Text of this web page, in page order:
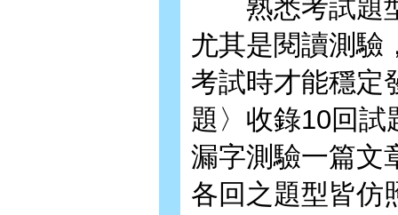
熟悉考試題型
尤其是閱讀測驗
考試時才能穩定
題〉收錄10回試
漏字測驗一篇文
各回之題型皆仿